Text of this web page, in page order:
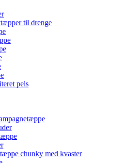
til drenge
pels
chunky med kvaster